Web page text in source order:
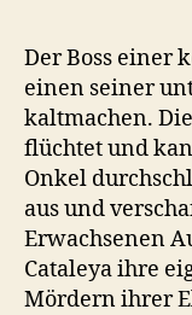
Der Boss einer
einen seiner
kaltmachen.
flüchtet und
Onkel
aus und
Erwachsenen
Cataleya ihre
Mördern ihrer